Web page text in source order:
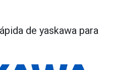
de yaskawa para